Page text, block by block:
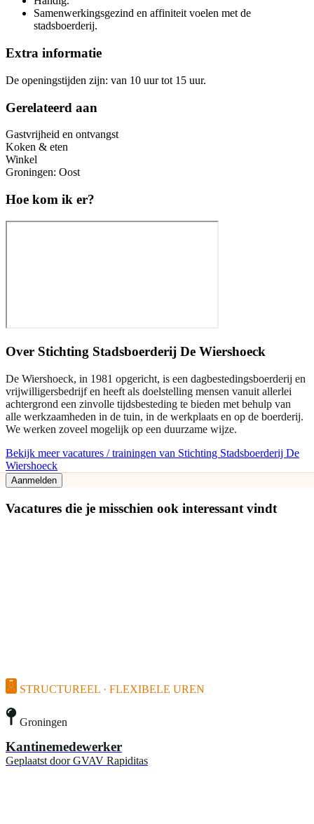
Samenwerkingsgezind en affiniteit voelen met de
stadsboerderij.
Extra informatie
De openingstijden zijn: van 10 uur tot 15 uur.
Gerelateerd aan
Gastvrijheid en ontvangst
Koken & eten
Winkel
Groningen: Oost
Hoe kom ik er?
Over Stichting Stadsboerderij De Wiershoeck
De Wiershoeck, in 1981 opgericht, is een dagbestedingsboerderij en
vrijwilligersbedrijf en heeft als doelstelling mensen vanuit allerlei
achtergrond een zinvolle tijdsbesteding te bieden met behulp van
alle werkzaamheden in de tuin, in de werkplaats en op de boerderij.
We werken zoveel mogelijk op een duurzame wijze.
Bekijk meer vacatures / trainingen van Stichting Stadsboerderij De
Wiershoeck
Aanmelden
Vacatures die je misschien ook interessant vindt
STRUCTUREEL · FLEXIBELE UREN
Groningen
Kantinemedewerker
Geplaatst door GVAV Rapiditas